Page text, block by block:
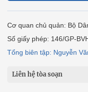
Cơ quan chủ quản: Bộ
Số giấy phép: 146/GP-
Tổng biên tập: Nguyễn
Liên hệ tòa soạn